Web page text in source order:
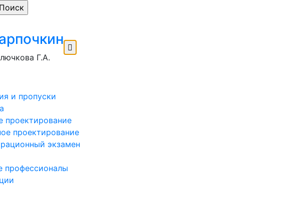
Г.А.
и пропуски
проектирование
проектирование
экзамен
профессионалы